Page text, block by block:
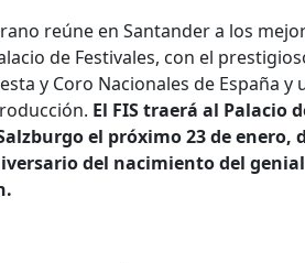
reúne en Santander a los
de Festivales, con el
y Coro Nacionales de España y
El FIS traerá al Palacio
el próximo 23 de enero,
del nacimiento del genial